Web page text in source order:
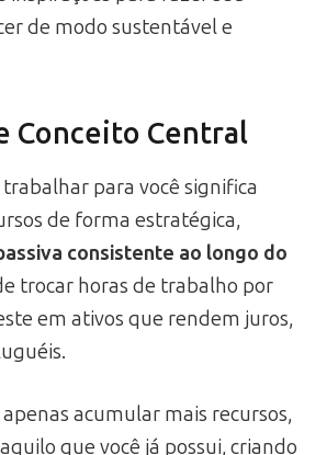
de modo sustentável e
Conceito Central
para você significa
de forma estratégica,
consistente ao longo do
trocar horas de trabalho por
em ativos que rendem juros,
acumular mais recursos,
que você já possui, criando